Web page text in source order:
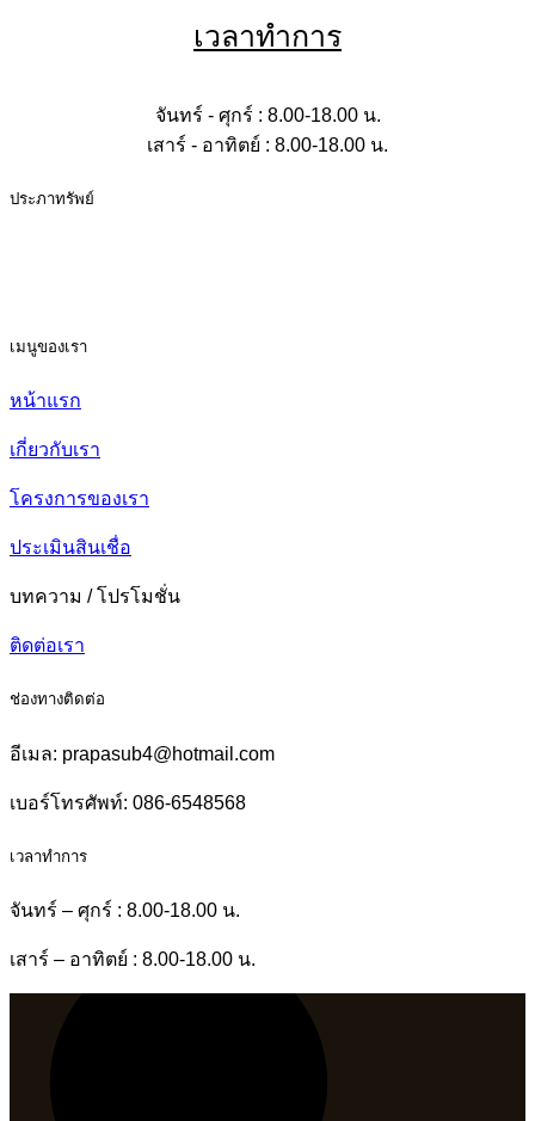
เวลาทำการ
จันทร์ - ศุกร์ : 8.00-18.00 น.
เสาร์ - อาทิตย์ : 8.00-18.00 น.
ประภาทรัพย์
เมนูของเรา
หน้าแรก
เกี่ยวกับเรา
โครงการของเรา
ประเมินสินเชื่อ
บทความ / โปรโมชั่น
ติดต่อเรา
ช่องทางติดต่อ
อีเมล: prapasub4@hotmail.com
เบอร์โทรศัพท์: 086-6548568
เวลาทำการ
จันทร์ – ศุกร์ : 8.00-18.00 น.
เสาร์ – อาทิตย์ : 8.00-18.00 น.